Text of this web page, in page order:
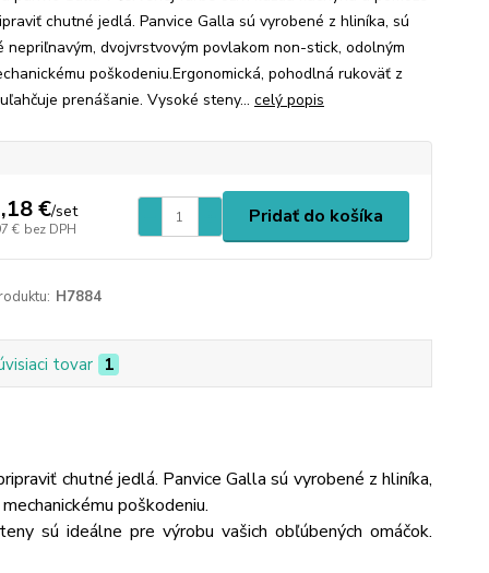
chutné jedlá. Panvice Galla sú vyrobené z hliníka, sú
nepriľnavým, dvojvrstvovým povlakom non-stick, odolným
poškodeniu.Ergonomická, pohodlná rukoväť z
prenášanie. Vysoké steny... celý popis
€/set
€ bez DPH
Pridať do košíka
H7884
tovar 1
chutné jedlá. Panvice Galla sú vyrobené z hliníka,
poškodeniu.
sú ideálne pre výrobu vašich obľúbených omáčok.